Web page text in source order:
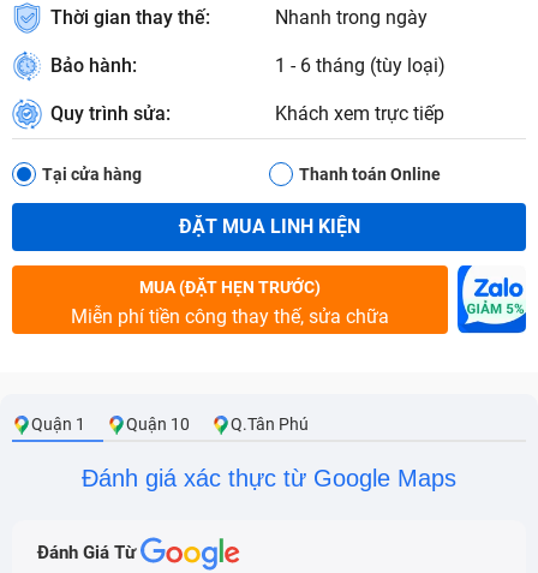
Thời gian thay thế: Nhanh trong ngày
Bảo hành: 1 - 6 tháng (tùy loại)
Quy trình sửa: Khách xem trực tiếp
Tại cửa hàng Thanh toán Online
ĐẶT MUA LINH KIỆN
MUA (ĐẶT HẸN TRƯỚC)
Miễn phí tiền công thay thế, sửa chữa
Quận 1 Quận 10 Q.Tân Phú
Đánh giá xác thực từ Google Maps
Đánh Giá Từ